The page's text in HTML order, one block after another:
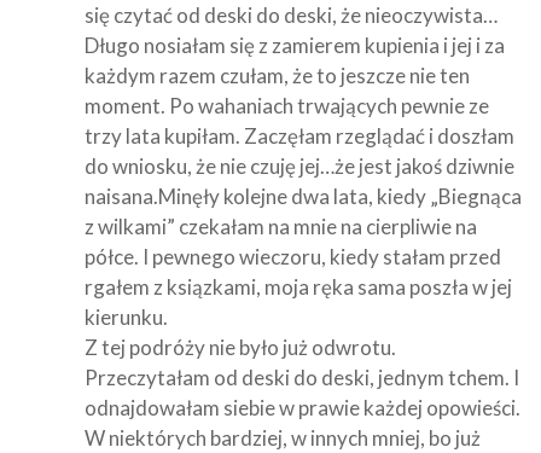
się czytać od deski do deski, że nieoczywista…
Długo nosiałam się z zamierem kupienia i jej i za
każdym razem czułam, że to jeszcze nie ten
moment. Po wahaniach trwających pewnie ze
trzy lata kupiłam. Zaczęłam rzeglądać i doszłam
do wniosku, że nie czuję jej…że jest jakoś dziwnie
naisana.Minęły kolejne dwa lata, kiedy „Biegnąca
z wilkami” czekałam na mnie na cierpliwie na
półce. I pewnego wieczoru, kiedy stałam przed
rgałem z ksiązkami, moja ręka sama poszła w jej
kierunku.
Z tej podróży nie było już odwrotu.
Przeczytałam od deski do deski, jednym tchem. I
odnajdowałam siebie w prawie każdej opowieści.
W niektórych bardziej, w innych mniej, bo już